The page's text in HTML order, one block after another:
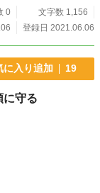
0
文字数 1,156
登録日 2021.06.06
に入り追加 19
に守る